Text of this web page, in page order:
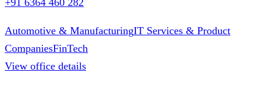
Automotive & ManufacturingIT Services & Product
CompaniesFinTech
View office details